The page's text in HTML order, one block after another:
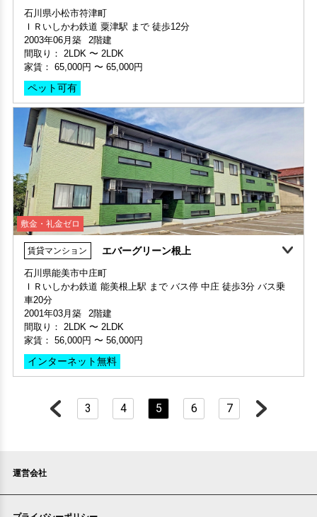
敷金・礼金ゼロ
部屋号数 203号室
家賃 29,000円・共益費 4,500円
階数 1階
間取り 1K・専有面積 24.18㎡
敷金 - ・礼金 -
保証人不要・代行 インターネット無料
敷金・礼金ゼロ
部屋号数 211号室
家賃 29,000円・共益費 4,500円
階数 2階
間取り 1K・専有面積 24.18㎡
敷金 - ・礼金 -
新築
部屋号数 101号室
家賃 56,000円・共益費 4,000円
階数 1階
間取り 1LDK・専有面積 30.36㎡
敷金 1ヶ月 ・礼金 1ヶ月
保証人不要・代行 インターネット無料 インターネット無料(Wi-Fi)
新築
部屋号数 102号室
家賃 56,000円・共益費 4,000円
階数 1階
間取り 1LDK・専有面積 30.36㎡
敷金 1ヶ月 ・礼金 1ヶ月
保証人不要・代行 インターネット無料 インターネット無料(Wi-Fi)
石川県小松市符津町
ＩＲいしかわ鉄道 粟津駅 まで 徒歩12分
2003年06月築
2階建
間取り： 2LDK 〜 2LDK
家賃： 65,000円 〜 65,000円
ペット可有
敷金・礼金ゼロ
部屋号数 108号室
家賃 65,000円・共益費 家賃に込み
階数 2階
間取り 2LDK・専有面積 66.24㎡
敷金 - ・礼金 -
保証人不要・代行 ペット可・相談OK
敷金・礼金ゼロ
賃貸マンション エバーグリーン根上
石川県能美市中庄町
ＩＲいしかわ鉄道 能美根上駅 まで バス停 中庄 徒歩3分 バス乗
車20分
2001年03月築
2階建
間取り： 2LDK 〜 2LDK
家賃： 56,000円 〜 56,000円
インターネット無料
3 4 5 6 7
運営会社